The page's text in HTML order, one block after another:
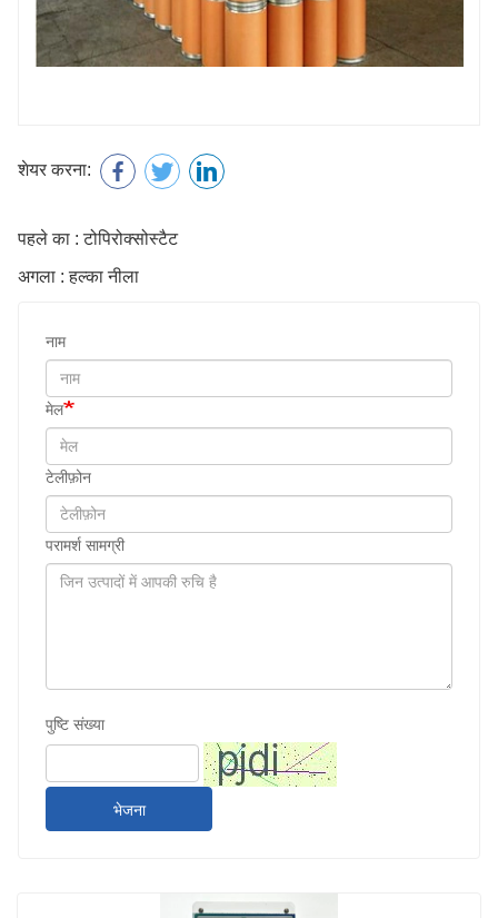
शेयर करना:
पहले का : टोपिरोक्सोस्टैट
अगला : हल्का नीला
नाम
मेल
टेलीफ़ोन
परामर्श सामग्री
पुष्टि संख्या
भेजना